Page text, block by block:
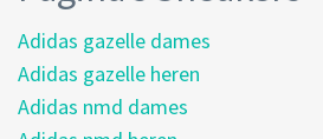
Adidas gazelle dames
Adidas gazelle heren
Adidas nmd dames